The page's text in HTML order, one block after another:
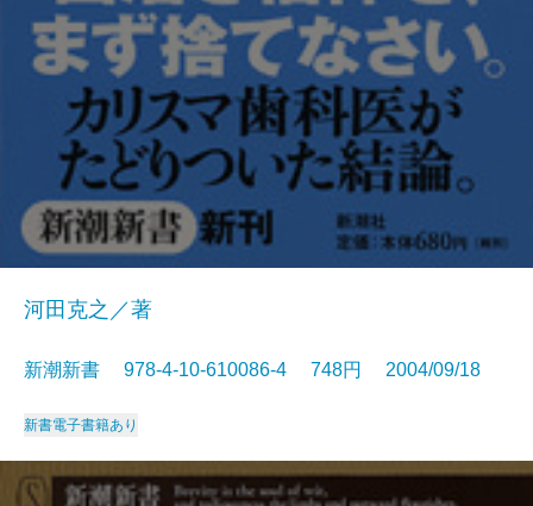
河田克之／著
新潮新書 978-4-10-610086-4 748円 2004/09/18
新書電子書籍あり